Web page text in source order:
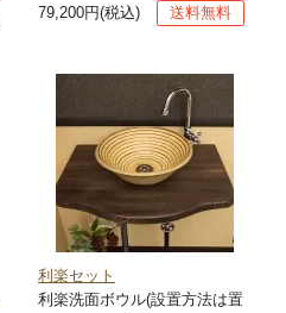
79,200円(税込)
送料無料
利楽セット
利楽洗面ボウル(設置方法は置